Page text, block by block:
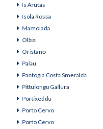
Is Arutas
Isola Rossa
Mamoiada
Olbia
Oristano
Palau
Pantogia Costa Smeralda
Pittulongu Gallura
Portixeddu
Porto Cervo
Porto Cervo